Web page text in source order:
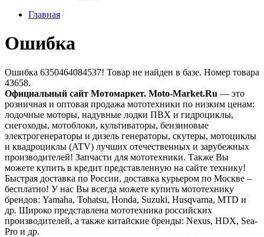
Главная
Ошибка
Ошибка 6350464084537! Товар не найден в базе. Номер товара
43658.
Официальный сайт Мотомаркет. Moto-Market.Ru — это
розничная и оптовая продажа мототехники по низким ценам:
лодочные моторы, надувные лодки ПВХ и гидроциклы,
снегоходы, мотоблоки, культиваторы, бензиновые
электрогенераторы и дизель генераторы, скутеры, мотоциклы
и квадроциклы (ATV) лучших отечественных и зарубежных
производителей! Запчасти для мототехники. Также Вы
можете купить в кредит представленную на сайте технику!
Быстрая доставка по России, доставка курьером по Москве –
бесплатно! У нас Вы всегда можете купить мототехнику
брендов: Yamaha, Tohatsu, Honda, Suzuki, Husqvarna, MTD и
др. Широко представлена мототехника российских
производителей, а также китайские бренды: Nexus, HDX, Sea-
Pro и др.